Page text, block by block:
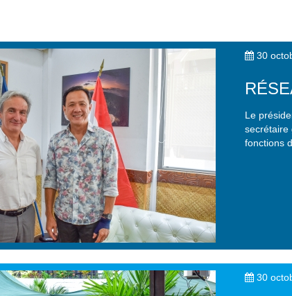
30
Le
secrétaire
fonctions
30